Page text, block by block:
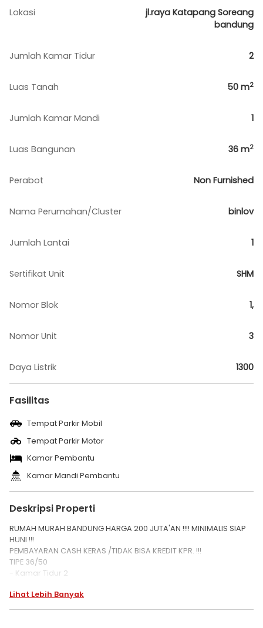
Lokasi
jl.raya Katapang Soreang
bandung
Jumlah Kamar Tidur 2
Luas Tanah 50 m2
Jumlah Kamar Mandi 1
Luas Bangunan 36 m2
Perabot Non Furnished
Nama Perumahan/Cluster binlov
Jumlah Lantai 1
Sertifikat Unit SHM
Nomor Blok 1,
Nomor Unit 3
Daya Listrik 1300
Fasilitas
Tempat Parkir Mobil
Tempat Parkir Motor
Kamar Pembantu
Kamar Mandi Pembantu
Deskripsi Properti
RUMAH MURAH BANDUNG HARGA 200 JUTA'AN !!!! MINIMALIS SIAP
HUNI !!!
PEMBAYARAN CASH KERAS /TIDAK BISA KREDIT KPR. !!!
TIPE 36/50
- Kamar Tidur 2
- Ruang tamu
Lihat Lebih Banyak